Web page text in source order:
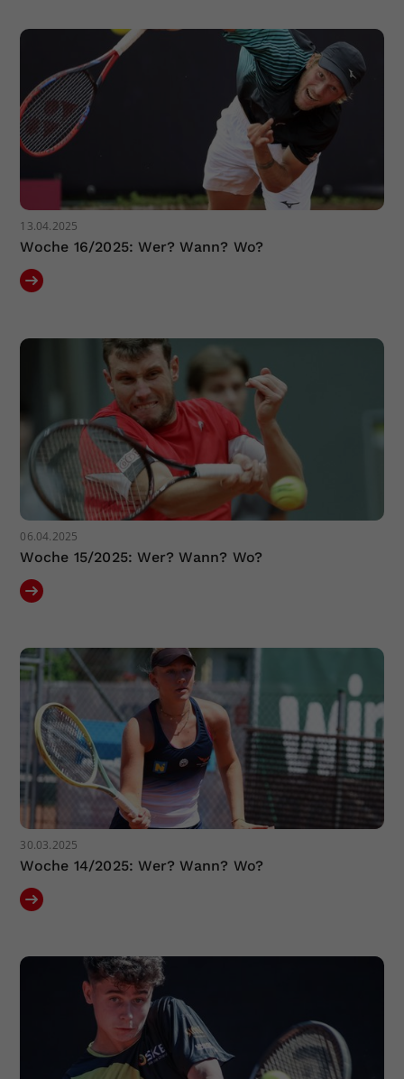
13.04.2025
Woche 16/2025: Wer? Wann? Wo?
06.04.2025
Woche 15/2025: Wer? Wann? Wo?
30.03.2025
Woche 14/2025: Wer? Wann? Wo?